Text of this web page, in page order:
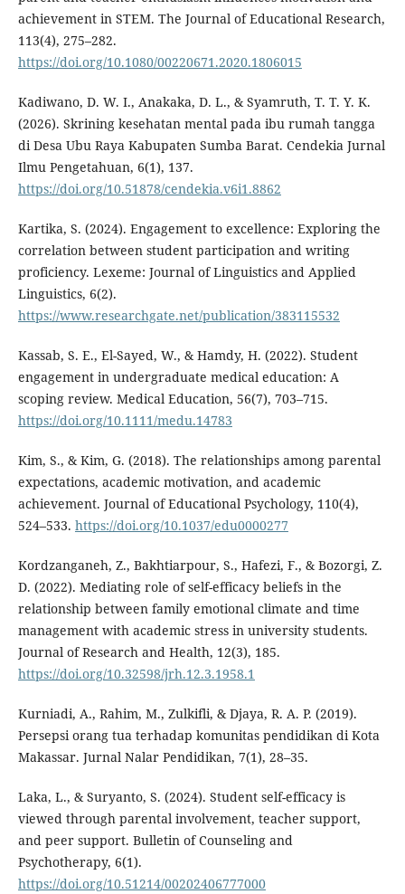
achievement in STEM. The Journal of Educational Research,
113(4), 275–282.
https://doi.org/10.1080/00220671.2020.1806015
Kadiwano, D. W. I., Anakaka, D. L., & Syamruth, T. T. Y. K.
(2026). Skrining kesehatan mental pada ibu rumah tangga
di Desa Ubu Raya Kabupaten Sumba Barat. Cendekia Jurnal
Ilmu Pengetahuan, 6(1), 137.
https://doi.org/10.51878/cendekia.v6i1.8862
Kartika, S. (2024). Engagement to excellence: Exploring the
correlation between student participation and writing
proficiency. Lexeme: Journal of Linguistics and Applied
Linguistics, 6(2).
https://www.researchgate.net/publication/383115532
Kassab, S. E., El-Sayed, W., & Hamdy, H. (2022). Student
engagement in undergraduate medical education: A
scoping review. Medical Education, 56(7), 703–715.
https://doi.org/10.1111/medu.14783
Kim, S., & Kim, G. (2018). The relationships among parental
expectations, academic motivation, and academic
achievement. Journal of Educational Psychology, 110(4),
524–533. https://doi.org/10.1037/edu0000277
Kordzanganeh, Z., Bakhtiarpour, S., Hafezi, F., & Bozorgi, Z.
D. (2022). Mediating role of self-efficacy beliefs in the
relationship between family emotional climate and time
management with academic stress in university students.
Journal of Research and Health, 12(3), 185.
https://doi.org/10.32598/jrh.12.3.1958.1
Kurniadi, A., Rahim, M., Zulkifli, & Djaya, R. A. P. (2019).
Persepsi orang tua terhadap komunitas pendidikan di Kota
Makassar. Jurnal Nalar Pendidikan, 7(1), 28–35.
Laka, L., & Suryanto, S. (2024). Student self-efficacy is
viewed through parental involvement, teacher support,
and peer support. Bulletin of Counseling and
Psychotherapy, 6(1).
https://doi.org/10.51214/00202406777000